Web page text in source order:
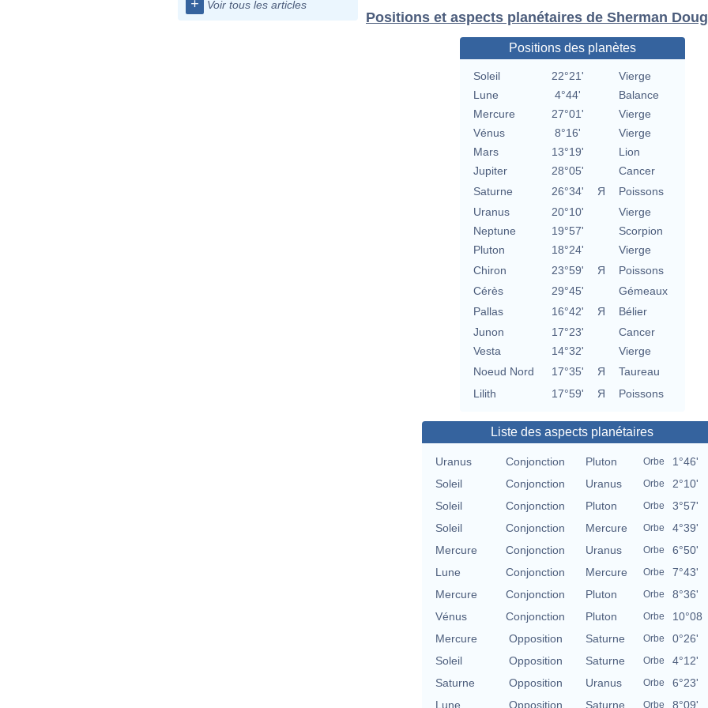
+ Voir tous les articles
Positions et aspects planétaires de Sherman
Positions des planètes
Soleil 22°21'
Vierge
Lune
4°44'
Balance
Mercure
27°01'
Vierge
Vénus
8°16'
Vierge
Mars
13°19'
Lion
Jupiter
28°05'
Cancer
Saturne
26°34' Я
Poissons
Uranus
20°10'
Vierge
Neptune
19°57'
Scorpion
Pluton
18°24'
Vierge
Chiron
23°59' Я
Poissons
Cérès
29°45'
Gémeaux
Pallas
16°42' Я
Bélier
Junon
17°23'
Cancer
Vesta
14°32'
Vierge
Noeud Nord
17°35' Я
Taureau
Lilith
17°59' Я Poissons
Liste des aspects planétaires
Uranus Conjonction Pluton Orbe
1°46'
Soleil
Conjonction Uranus Orbe
2°10'
Soleil
Conjonction Pluton Orbe
3°57'
Soleil
Conjonction Mercure Orbe
4°39'
Mercure
Conjonction Uranus Orbe
6°50'
Lune
Conjonction Mercure Orbe
7°43'
Mercure
Conjonction Pluton Orbe
8°36'
Vénus
Conjonction Pluton Orbe
10°08
Mercure
Opposition Saturne Orbe
0°26'
Soleil
Opposition Saturne Orbe
4°12'
Saturne
Opposition Uranus Orbe
6°23'
Lune
Opposition Saturne Orbe 8°09'